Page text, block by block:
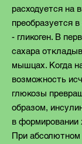
расходуется на
преобразуется
- гликоген. В
сахара
мышцах. Когда
возможность
глюкозы
образом,
в формировании
При абсолютном